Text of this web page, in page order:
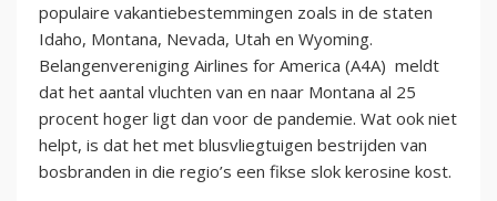
populaire vakantiebestemmingen zoals in de staten
Idaho, Montana, Nevada, Utah en Wyoming.
Belangenvereniging Airlines for America (A4A) meldt
dat het aantal vluchten van en naar Montana al 25
procent hoger ligt dan voor de pandemie. Wat ook niet
helpt, is dat het met blusvliegtuigen bestrijden van
bosbranden in die regio’s een fikse slok kerosine kost.